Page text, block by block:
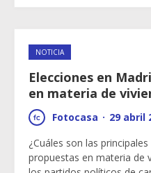
NOTICIA
Elecciones en
en materia de
Fotocasa · 29 abril
¿Cuáles son las principales
propuestas en materia de